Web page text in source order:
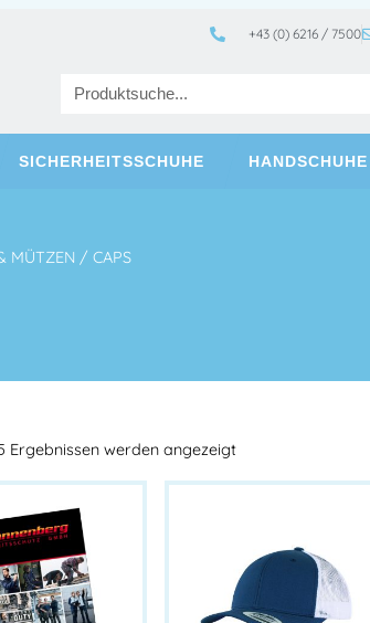
+43 (0) 6216 / 7500
SICHERHEITSSCHUHE HANDSCHUHE
MÜTZEN / CAPS
Ergebnissen werden angezeigt